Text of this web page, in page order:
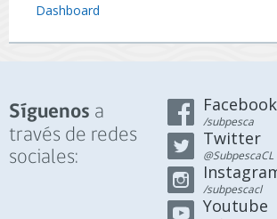
Dashboard
Síguenos a
través de redes
sociales:
Facebook
/subpesca
Twitter
@SubpescaCL
/subpescacl
Youtube